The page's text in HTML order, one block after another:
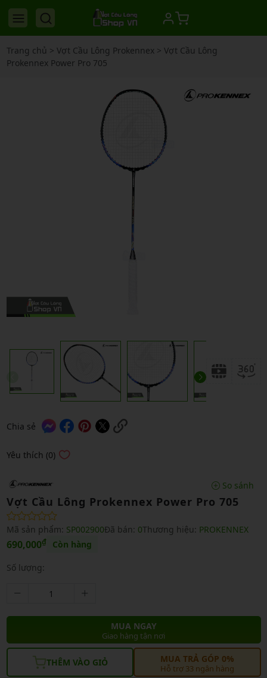
Trang chủ > Vợt Cầu Lông Prokennex> Vợt Cầu Lông
Prokennex Power Pro 705
Chia sẻ
Yêu thích (0)
So sánh
Vợt Cầu Lông Prokennex Power Pro 705
Mã sản phẩm: SP002900Đã bán: 0Thương hiệu: PROKENNEX
690,000₫ Còn hàng
Số lượng:
MUA NGAY
Giao hàng tận nơi
THÊM VÀO GIỎ MUA TRẢ GÓP 0%
Hỗ trợ 33 ngân hàng